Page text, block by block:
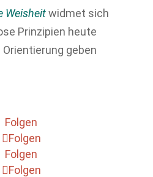
Weisheitwidmet sich
Prinzipien heute
geben
Folgen
Folgen
Folgen
Folgen